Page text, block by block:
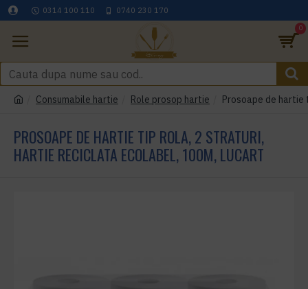
0314 100 110 0740 230 170
0
Consumabile hartie Role prosop hartie Prosoape de
PROSOAPE DE HARTIE TIP ROLA, 2 STRATURI,
HARTIE RECICLATA ECOLABEL, 100M, LUCART